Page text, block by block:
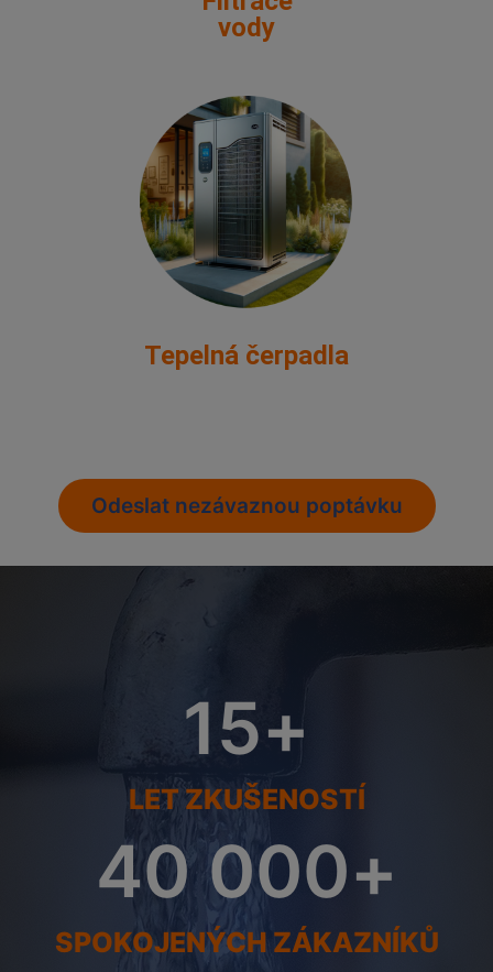
vody
Tepelná čerpadla
Odeslat nezávaznou poptávku
15+
LET ZKUŠENOSTÍ
40 000+
SPOKOJENÝCH ZÁKAZNÍKŮ